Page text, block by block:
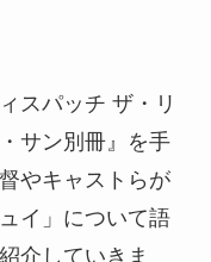
スパッチ ザ・リ
サン別冊』を手
やキャストらが
イ」について語
介していきま